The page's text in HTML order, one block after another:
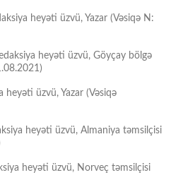
heyəti üzvü, Yazar (Vəsiqə N:
heyəti üzvü, Göyçay bölgə
heyəti üzvü, Yazar (Vəsiqə
heyəti üzvü, Almaniya təmsilçisi
heyəti üzvü, Norveç təmsilçisi